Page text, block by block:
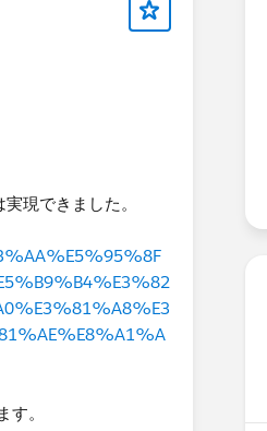
現できました。
。